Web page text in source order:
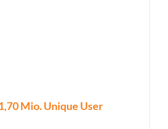
Mio. Unique User